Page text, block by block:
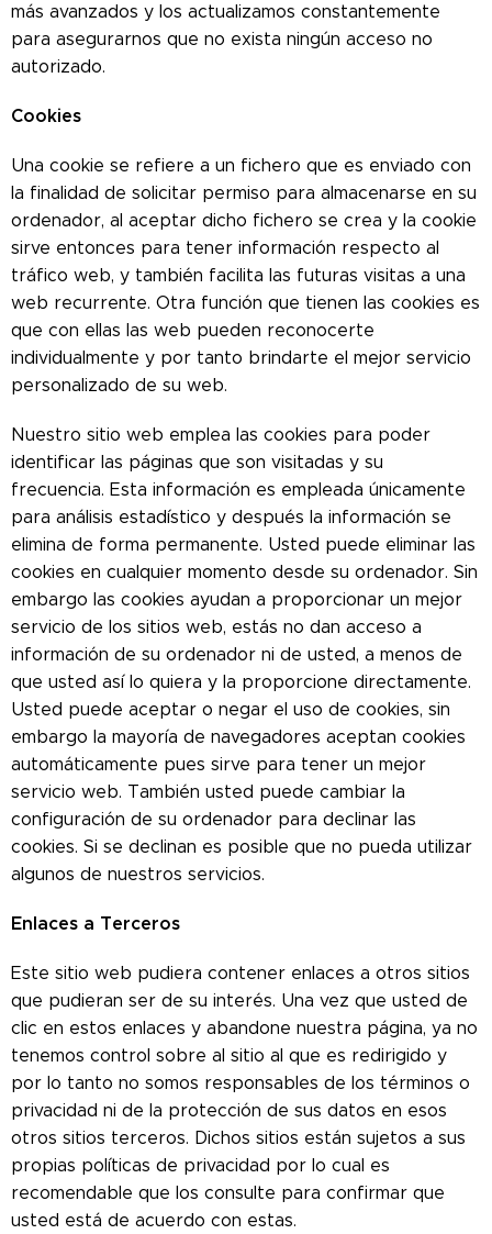
más avanzados y los actualizamos constantemente
para asegurarnos que no exista ningún acceso no
autorizado.
Cookies
Una cookie se refiere a un fichero que es enviado con
la finalidad de solicitar permiso para almacenarse en su
ordenador, al aceptar dicho fichero se crea y la cookie
sirve entonces para tener información respecto al
tráfico web, y también facilita las futuras visitas a una
web recurrente. Otra función que tienen las cookies es
que con ellas las web pueden reconocerte
individualmente y por tanto brindarte el mejor servicio
personalizado de su web.
Nuestro sitio web emplea las cookies para poder
identificar las páginas que son visitadas y su
frecuencia. Esta información es empleada únicamente
para análisis estadístico y después la información se
elimina de forma permanente. Usted puede eliminar las
cookies en cualquier momento desde su ordenador. Sin
embargo las cookies ayudan a proporcionar un mejor
servicio de los sitios web, estás no dan acceso a
información de su ordenador ni de usted, a menos de
que usted así lo quiera y la proporcione directamente.
Usted puede aceptar o negar el uso de cookies, sin
embargo la mayoría de navegadores aceptan cookies
automáticamente pues sirve para tener un mejor
servicio web. También usted puede cambiar la
configuración de su ordenador para declinar las
cookies. Si se declinan es posible que no pueda utilizar
algunos de nuestros servicios.
Enlaces a Terceros
Este sitio web pudiera contener enlaces a otros sitios
que pudieran ser de su interés. Una vez que usted de
clic en estos enlaces y abandone nuestra página, ya no
tenemos control sobre al sitio al que es redirigido y
por lo tanto no somos responsables de los términos o
privacidad ni de la protección de sus datos en esos
otros sitios terceros. Dichos sitios están sujetos a sus
propias políticas de privacidad por lo cual es
recomendable que los consulte para confirmar que
usted está de acuerdo con estas.